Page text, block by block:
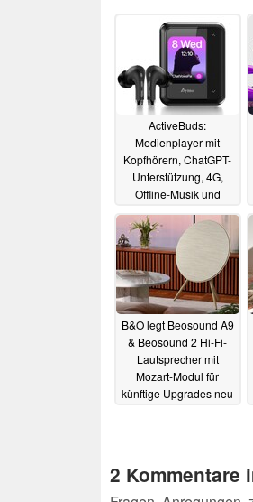
ActiveBuds:
Medienplayer mit
Kopfhörern, ChatGPT-
Unterstützung, 4G,
Offline-Musik und
02.04.2023
B&O legt Beosound A9
& Beosound 2 Hi-Fi-
Lautsprecher mit
Mozart-Modul für
künftige Upgrades neu
2 Kommentare